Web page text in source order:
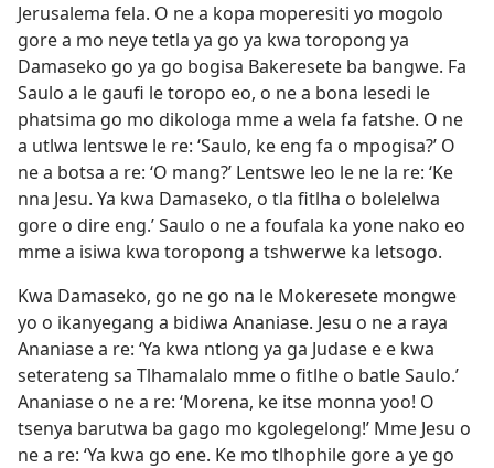
Jerusalema fela. O ne a kopa moperesiti yo mogolo
gore a mo neye tetla ya go ya kwa toropong ya
Damaseko go ya go bogisa Bakeresete ba bangwe. Fa
Saulo a le gaufi le toropo eo, o ne a bona lesedi le
phatsima go mo dikologa mme a wela fa fatshe. O ne
a utlwa lentswe le re: ‘Saulo, ke eng fa o mpogisa?’ O
ne a botsa a re: ‘O mang?’ Lentswe leo le ne la re: ‘Ke
nna Jesu. Ya kwa Damaseko, o tla fitlha o bolelelwa
gore o dire eng.’ Saulo o ne a foufala ka yone nako eo
mme a isiwa kwa toropong a tshwerwe ka letsogo.
Kwa Damaseko, go ne go na le Mokeresete mongwe
yo o ikanyegang a bidiwa Ananiase. Jesu o ne a raya
Ananiase a re: ‘Ya kwa ntlong ya ga Judase e e kwa
seterateng sa Tlhamalalo mme o fitlhe o batle Saulo.’
Ananiase o ne a re: ‘Morena, ke itse monna yoo! O
tsenya barutwa ba gago mo kgolegelong!’ Mme Jesu o
ne a re: ‘Ya kwa go ene. Ke mo tlhophile gore a ye go